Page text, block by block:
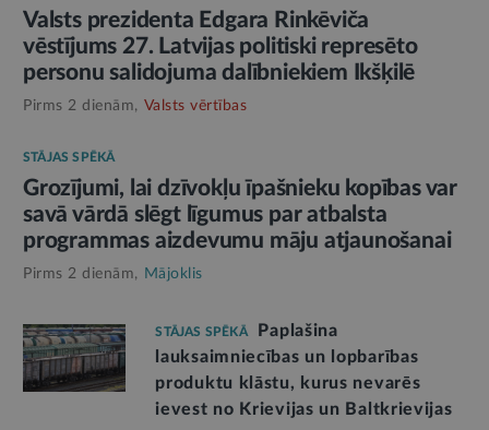
Valsts prezidenta Edgara Rinkēviča
vēstījums 27. Latvijas politiski represēto
personu salidojuma dalībniekiem Ikšķilē
Pirms 2 dienām, Valsts vērtības
STĀJAS SPĒKĀ
Grozījumi, lai dzīvokļu īpašnieku kopības var
savā vārdā slēgt līgumus par atbalsta
programmas aizdevumu māju atjaunošanai
Pirms 2 dienām, Mājoklis
STĀJAS SPĒKĀ
Paplašina
lauksaimniecības un lopbarības
produktu klāstu, kurus nevarēs
ievest no Krievijas un Baltkrievijas